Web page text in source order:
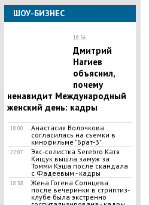
ШОУ-БИЗНЕС
18:56
Дмитрий
Нагиев
объяснил,
почему
ненавидит Международный
женский день: кадры
18:00
Анастасия Волочкова
согласилась на съемки в
кинофильме "Брат-3"
22:07
Экс-солистка Serebro Катя
Кищук вышла замуж за
Томми Кэша после скандала
с Фадеевым - кадры
18:38
Жена Гогена Солнцева
после вечеринки в стриптиз-
клубе была экстренно